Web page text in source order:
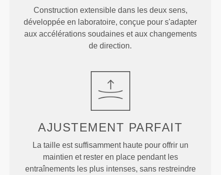
Construction extensible dans les deux sens,
développée en laboratoire, conçue pour s'adapter
aux accélérations soudaines et aux changements
de direction.
AJUSTEMENT PARFAIT
La taille est suffisamment haute pour offrir un
maintien et rester en place pendant les
entraînements les plus intenses, sans restreindre